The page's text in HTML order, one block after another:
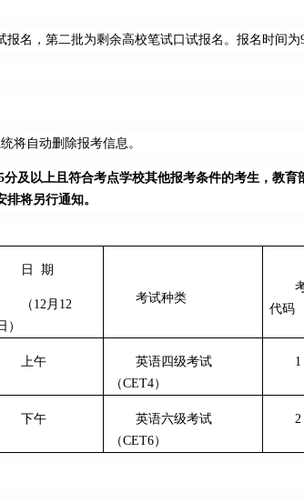
名，第二批为剩余高校笔试口试报名。报名时间为
将自动删除报考信息。
及以上且符合考点学校其他报考条件的考生，教
将另行通知。
日 期
（12月12
）
考试种类
代码
上午
英语四级考试
（CET4）
1
下午
英语六级考试
（CET6）
2